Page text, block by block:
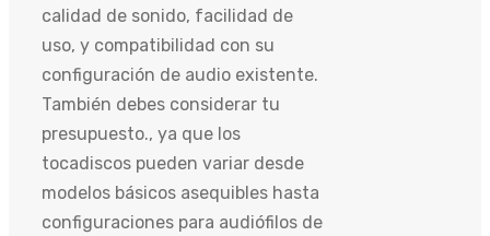
calidad de sonido, facilidad de
uso, y compatibilidad con su
configuración de audio existente.
También debes considerar tu
presupuesto., ya que los
tocadiscos pueden variar desde
modelos básicos asequibles hasta
configuraciones para audiófilos de